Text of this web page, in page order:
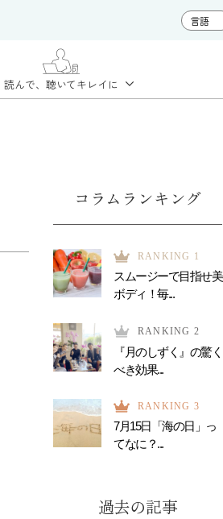
読んで、聴いてキレイに
コラムランキング
RANKING 1
スムージーで目指せ美
ボディ！毎...
RANKING 2
『月のしずく』の驚く
べき効果...
RANKING 3
7月15日「海の日」っ
てなに？...
過去の記事